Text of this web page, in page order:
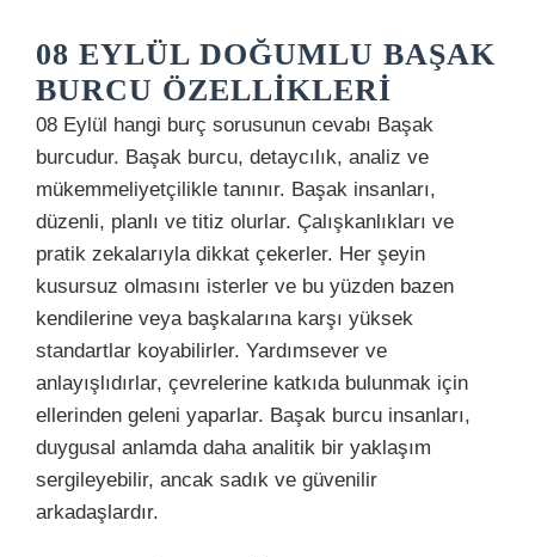
08 EYLÜL DOĞUMLU BAŞAK
BURCU ÖZELLIKLERI
08 Eylül hangi burç sorusunun cevabı Başak
burcudur. Başak burcu, detaycılık, analiz ve
mükemmeliyetçilikle tanınır. Başak insanları,
düzenli, planlı ve titiz olurlar. Çalışkanlıkları ve
pratik zekalarıyla dikkat çekerler. Her şeyin
kusursuz olmasını isterler ve bu yüzden bazen
kendilerine veya başkalarına karşı yüksek
standartlar koyabilirler. Yardımsever ve
anlayışlıdırlar, çevrelerine katkıda bulunmak için
ellerinden geleni yaparlar. Başak burcu insanları,
duygusal anlamda daha analitik bir yaklaşım
sergileyebilir, ancak sadık ve güvenilir
arkadaşlardır.